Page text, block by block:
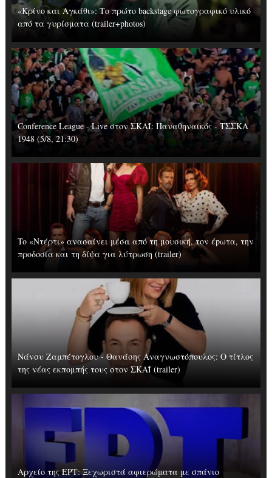
«Κρίνο και Αγκάθι»: Το πρώτο backstage φωτογραφικό υλικό
από τα γυρίσματα (trailer+photos)
Conference League - Live στον ΣΚΑΪ: Παναθηναϊκός - ΤΣΣΚΑ
1948 (5/8, 21:30)
To «Ντέρτι» ανασαίνει μέσα από τη μουσική, τον έpωτα, την
προδοσία και τη δίψα για λύτρωση (trailer)
Νάνσυ Ζαμπέτογλου - Θανάσης Αναγνωστόπουλος: Ο τίτλος
της νέας εκπομπής τους στον ΣΚΑΪ (trailer)
Αρχείο της ΕΡΤ: Ξεχωριστά αφιερώματα με σπάνιο